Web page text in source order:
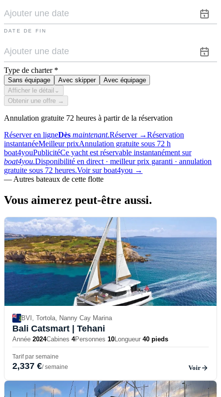
DATE DE FIN
Type de charter *
Sans équipage Avec skipper
Avec équipage
Afficher le détail ⌄
Obtenir une offre →
Annulation gratuite 72 heures à partir de la réservation
Réserver en ligneDès maintenant.Réserver →Réservation
instantanéeMeilleur prixAnnulation gratuite sous 72 h
boat4youPublicitéCe yacht est réservable instantanément sur
boat4you.Disponibilité en direct · meilleur prix garanti · annulation
gratuite sous 72 heures.Voir sur boat4you →
— Autres bateaux de cette flotte
Vous aimerez peut-être aussi.
BVI, Tortola, Nanny Cay Marina
Bali Catsmart | Tehani
Année 2024Cabines 4Personnes 10Longueur 40 pieds
Tarif par semaine
2,337 €/ semaine Voir